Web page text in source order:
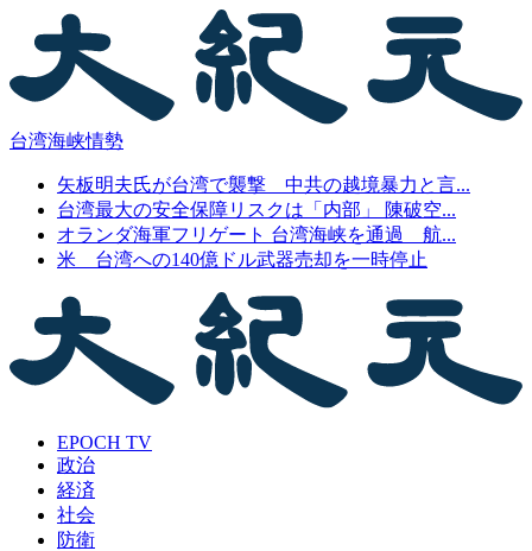
台湾海峡情勢
矢板明夫氏が台湾で襲撃 中共の越境暴力と言...
台湾最大の安全保障リスクは「内部」 陳破空...
オランダ海軍フリゲート 台湾海峡を通過 航...
米 台湾への140億ドル武器売却を一時停止
EPOCH TV
政治
経済
社会
防衛